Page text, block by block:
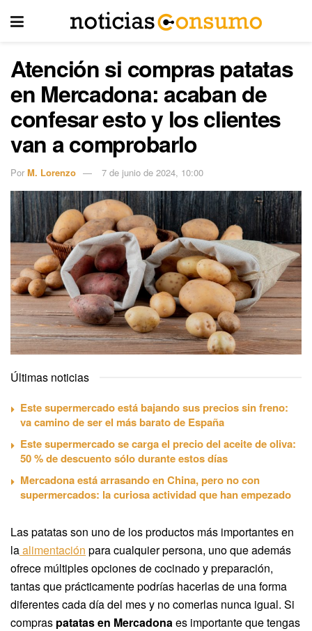
Atención si compras patatas
en Mercadona: acaban de
confesar esto y los clientes
van a comprobarlo
Por M. Lorenzo 7 de junio de 2024, 10:00
Últimas noticias
Este supermercado está bajando sus precios sin freno:
va camino de ser el más barato de España
Este supermercado se carga el precio del aceite de oliva:
50 % de descuento sólo durante estos días
Mercadona está arrasando en China, pero no con
supermercados: la curiosa actividad que han empezado
Las patatas son uno de los productos más importantes en
laalimentación para cualquier persona, uno que además
ofrece múltiples opciones de cocinado y preparación,
tantas que prácticamente podrías hacerlas de una forma
diferentes cada día del mes y no comerlas nunca igual. Si
compras patatas en Mercadonaes importante que tengas